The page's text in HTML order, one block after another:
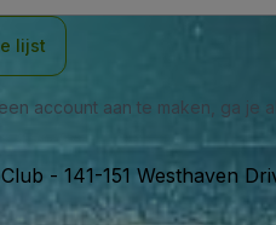
lijst
account aan te maken, ga je
- 141-151 Westhaven